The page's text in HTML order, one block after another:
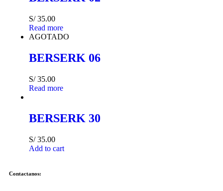
S/35.00
Read more
AGOTADO
BERSERK 06
S/35.00
Read more
BERSERK 30
S/35.00
Add to cart
Contactanos: